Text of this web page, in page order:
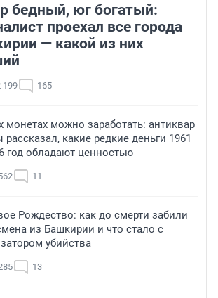
бедный, юг богатый:
проехал все города
— какой из них
199 165
монетах можно заработать: антиквар
какие редкие деньги 1961
год обладают ценностью
11
Рождество: как до смерти забили
из Башкирии и что стало с
убийства
13